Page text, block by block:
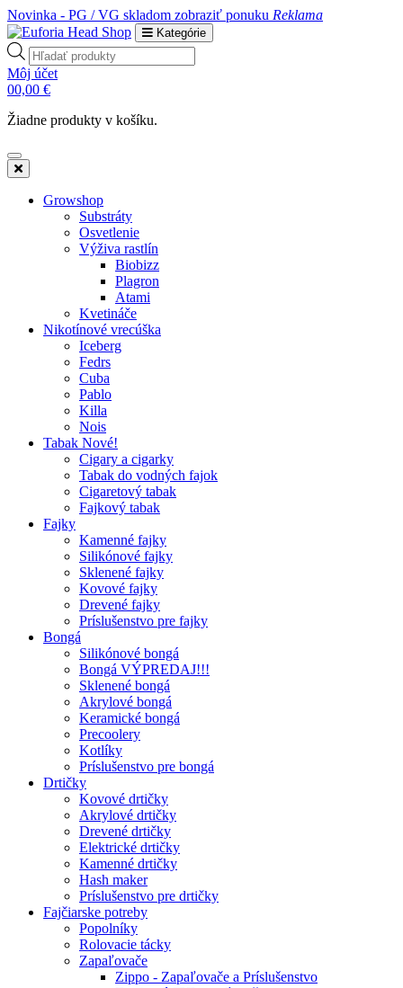
Novinka - PG / VG skladom zobraziť ponuku Reklama
Kategórie
Products
search
Môj účet
00,00 €
Žiadne produkty v košíku.
Growshop
Substráty
Osvetlenie
Výživa rastlín
Biobizz
Plagron
Atami
Kvetináče
Nikotínové vrecúška
Iceberg
Fedrs
Cuba
Pablo
Killa
Nois
Tabak Nové!
Cigary a cigarky
Tabak do vodných fajok
Cigaretový tabak
Fajkový tabak
Fajky
Kamenné fajky
Silikónové fajky
Sklenené fajky
Kovové fajky
Drevené fajky
Príslušenstvo pre fajky
Bongá
Silikónové bongá
Bongá VÝPREDAJ!!!
Sklenené bongá
Akrylové bongá
Keramické bongá
Precoolery
Kotlíky
Príslušenstvo pre bongá
Drtičky
Kovové drtičky
Akrylové drtičky
Drevené drtičky
Elektrické drtičky
Kamenné drtičky
Hash maker
Príslušenstvo pre drtičky
Fajčiarske potreby
Popolníky
Rolovacie tácky
Zapaľovače
Zippo - Zapaľovače a Príslušenstvo